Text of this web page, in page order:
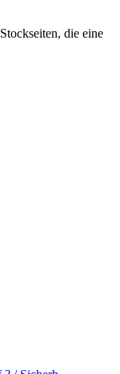
die eine